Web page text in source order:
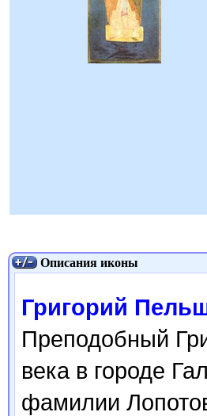
Описания иконы
Григорий
Преподобный
века в городе
фамилии